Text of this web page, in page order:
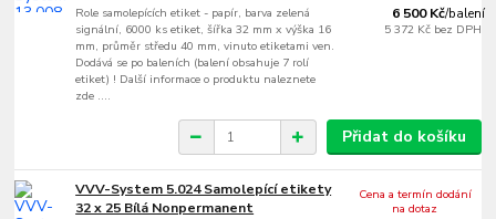
Role samolepících etiket - papír, barva zelená
signální, 6000 ks etiket, šířka 32 mm x výška 16
mm, průměr středu 40 mm, vinuto etiketami ven.
Dodává se po baleních (balení obsahuje 7 rolí
etiket) ! Další informace o produktu naleznete
zde ....
6 500 Kč/balení
5 372 Kč bez DPH
Přidat do košíku
VVV-System 5.024 Samolepící etikety
32 x 25 Bílá Nonpermanent
Cena a termín dodání
na dotaz